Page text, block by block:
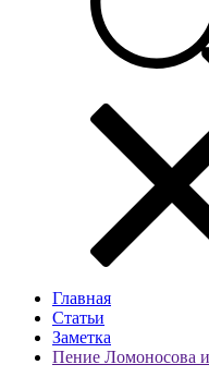
Главная
Статьи
Заметка
Пение Ломоносова и